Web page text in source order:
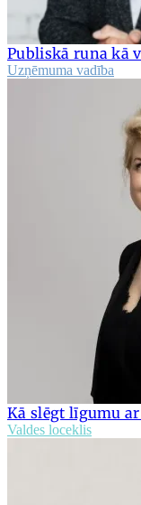
Publiskā runa kā
Uzņēmuma vadība
Kā slēgt līgumu ar
Valdes loceklis